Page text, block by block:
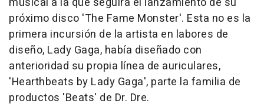
próximo disco 'The Fame Monster'. Esta no es la
primera incursión de la artista en labores de
diseño, Lady Gaga, había diseñado con
anterioridad su propia línea de auriculares,
'Hearthbeats by Lady Gaga', parte la familia de
productos 'Beats' de Dr. Dre.